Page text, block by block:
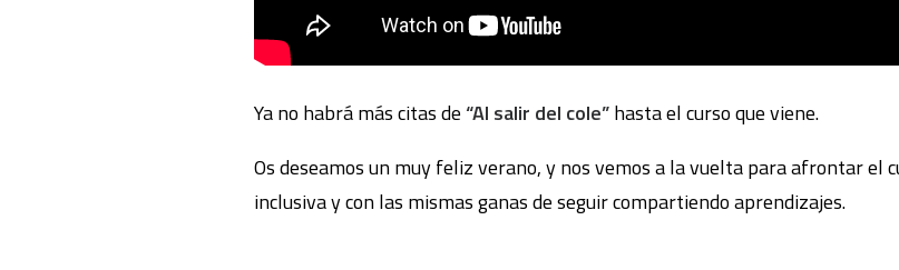
Ya no habrá más citas de “Al salir del cole”hasta el curso que viene.
Os deseamos un muy feliz verano, y nos vemos a la vuelta para afrontar el
inclusiva y con las mismas ganas de seguir compartiendo aprendizajes.